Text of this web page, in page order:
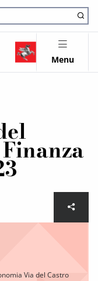
Menu
Via del Castro